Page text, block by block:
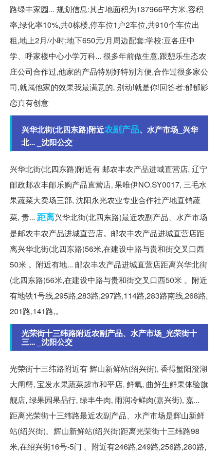
路绿丰家园... 规划信息:其占地面积为137966平方米,容积
率,绿化率10%,共0栋楼,停车位1户2车位,共910个车位出
租,地上2月/小时;地下650元/月周边配套:学校:豆各庄中
学、呼家楼中心小学万科... 很多年前做生意,跟憩乐生态农
庄公司合作过,他家的产品特别好特别方便,合作过很多家公
司,就属他家的效果我最满意的, 别动!就是你!回答者:郁郁影
恋真有创意
兴华北街(北四东路)附近农副产品、水产市场_兴华
北... _沈阳公交
兴华北街(北四东路)附近有 邮农丰农产品进城直营店, 辽宁
邮政邮农丰邮乐购产品直营店, 果唯伊NO.SY0017, 三毛水
果蔬菜大卖场三部, 沈阳永光农业专业合作社产地直销蔬
菜, 贵... 距离兴华北街(北四东路)最近农副产品、水产市场
是邮农丰农产品进城直营店。邮农丰农产品进城直营店距
离兴华北街(北四东路)56米,在建设中路与贵和街交叉口西
50米 。附近有地... 邮农丰农产品进城直营店距离兴华北街
(北四东路)56米,在建设中路与贵和街交叉口西50米 。附近
有地铁1号线,295路,283路,297路,114路,283路南线,268路,
201路,141路,。
光荣街十三纬路附近农副产品、水产市场_光荣街十
三... _沈阳公交
光荣街十三纬路附近有 辉山新鲜站(绍兴街), 香得蟹阳澄湖
大闸蟹, 宝发水果蔬菜超市和平店, 鲜氧, 曲鲜生鲜果体验旗
舰店, 绿果园果品行, 绿丰牛肉, 雨润冷鲜肉(嘉兴街), 嘉...
距离光荣街十三纬路最近农副产品、水产市场是辉山新鲜
站(绍兴街)。辉山新鲜站(绍兴街)距离光荣街十三纬路98
米,在绍兴街16号-5门 。附近有246路,249路,256路,280路,